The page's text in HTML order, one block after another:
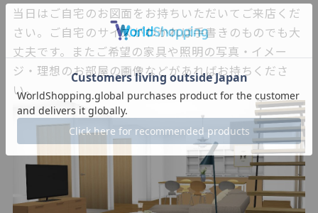
当日はご自宅のお図面をお持ちいただいてご来店くだ
さい。ご自宅のサイズがわかれば手書きのものでも大
丈夫です。またご希望の家具や照明の写真・イメー
ジ・理想のお部屋の画像などがあればお持ちくださ
い。